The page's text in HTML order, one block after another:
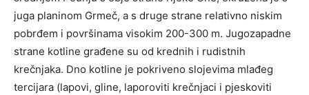
juga planinom Grmeč, a s druge strane relativno niskim
pobrđem i površinama visokim 200-300 m. Jugozapadne
strane kotline građene su od krednih i rudistnih
krečnjaka. Dno kotline je pokriveno slojevima mlađeg
tercijara (lapovi, gline, laporoviti krečnjaci i pjeskoviti